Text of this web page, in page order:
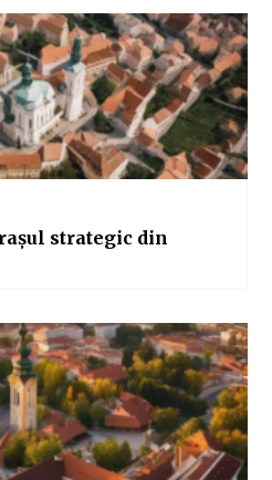
strategic din